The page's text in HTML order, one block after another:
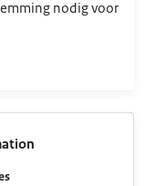
nodig voor